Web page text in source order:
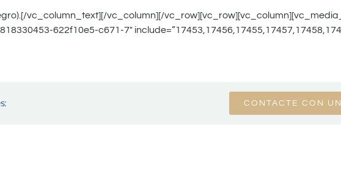
vc_column_text][/vc_column][/
622f10e5-c671-7″
CONTACTE CON